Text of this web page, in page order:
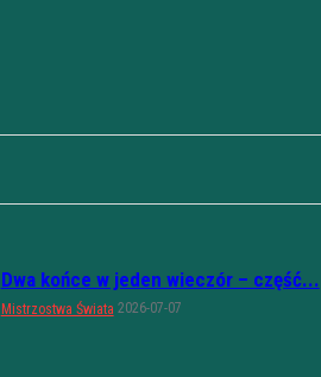
Dwa końce w jeden wieczór – część...
Mistrzostwa Świata 2026-07-07